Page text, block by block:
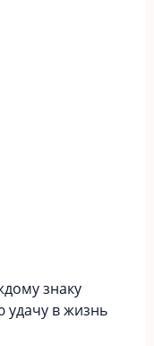
знаку
удачу в жизнь